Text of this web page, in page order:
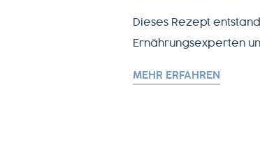
Dieses Rezept
Ernährungsexperten
MEHR ERFAHREN